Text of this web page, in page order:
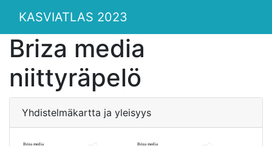
KASVIATLAS 2023
Briza media
niittyräpelö
Yhdistelmäkartta ja yleisyys